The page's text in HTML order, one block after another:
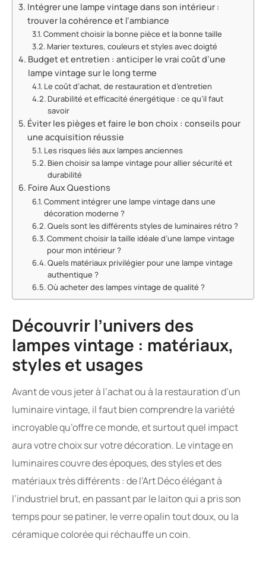
Intégrer une lampe vintage dans son intérieur :
trouver la cohérence et l’ambiance
Comment choisir la bonne pièce et la bonne taille
Marier textures, couleurs et styles avec doigté
Budget et entretien : anticiper le vrai coût d’une
lampe vintage sur le long terme
Le coût d’achat, de restauration et d’entretien
Durabilité et efficacité énergétique : ce qu’il faut
savoir
Éviter les pièges et faire le bon choix : conseils pour
une acquisition réussie
Les risques liés aux lampes anciennes
Bien choisir sa lampe vintage pour allier sécurité et
durabilité
Foire Aux Questions
Comment intégrer une lampe vintage dans une
décoration moderne ?
Quels sont les différents styles de luminaires rétro ?
Comment choisir la taille idéale d’une lampe vintage
pour mon intérieur ?
Quels matériaux privilégier pour une lampe vintage
authentique ?
Où acheter des lampes vintage de qualité ?
Découvrir l’univers des
lampes vintage : matériaux,
styles et usages
Avant de vous jeter à l’achat ou à la restauration d’un
luminaire vintage, il faut bien comprendre la variété
incroyable qu’offre ce monde, et surtout quel impact
aura votre choix sur votre décoration. Le vintage en
luminaires couvre des époques, des styles et des
matériaux très différents : de l’Art Déco élégant à
l’industriel brut, en passant par le laiton qui a pris son
temps pour se patiner, le verre opalin tout doux, ou la
céramique colorée qui réchauffe un coin.